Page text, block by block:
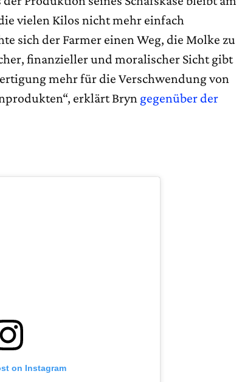
vielen Kilos nicht mehr einfach
sich der Farmer einen Weg, die Molke zu
finanzieller und moralischer Sicht gibt
mehr für die Verschwendung von
erklärt Bryn gegenüber der
on Instagram